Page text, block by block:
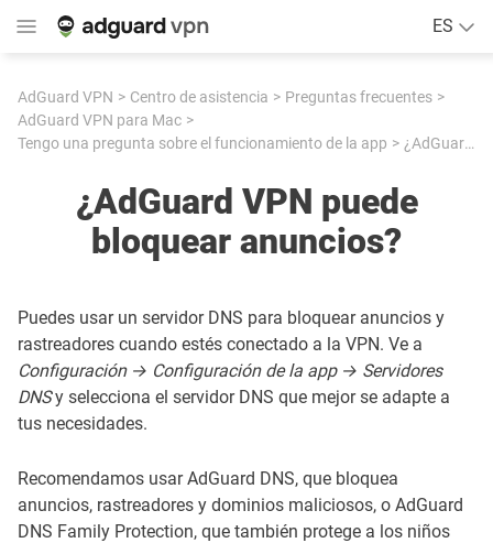
ES
AdGuard VPN Centro de asistencia
Preguntas frecuentes
AdGuard VPN para Mac
Tengo una pregunta sobre el funcionamiento de la app
¿AdGuard VPN puede bloquear anuncios?
¿AdGuard VPN puede
bloquear anuncios?
Puedes usar un servidor DNS para bloquear anuncios y
rastreadores cuando estés conectado a la VPN. Ve a
Configuración → Configuración de la app → Servidores
DNSy selecciona el servidor DNS que mejor se adapte a
tus necesidades.
Recomendamos usar AdGuard DNS, que bloquea
anuncios, rastreadores y dominios maliciosos, o AdGuard
DNS Family Protection, que también protege a los niños